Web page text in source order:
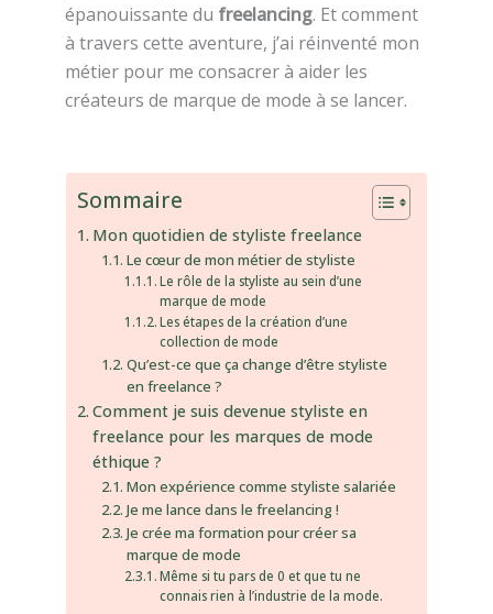
épanouissante du freelancing. Et comment
à travers cette aventure, j’ai réinventé mon
métier pour me consacrer à aider les
créateurs de marque de mode à se lancer.
Sommaire
Mon quotidien de styliste freelance
Le cœur de mon métier de styliste
Le rôle de la styliste au sein d’une
marque de mode
Les étapes de la création d’une
collection de mode
Qu’est-ce que ça change d’être styliste
en freelance ?
Comment je suis devenue styliste en
freelance pour les marques de mode
éthique ?
Mon expérience comme styliste salariée
Je me lance dans le freelancing !
Je crée ma formation pour créer sa
marque de mode
Même si tu pars de 0 et que tu ne
connais rien à l’industrie de la mode.